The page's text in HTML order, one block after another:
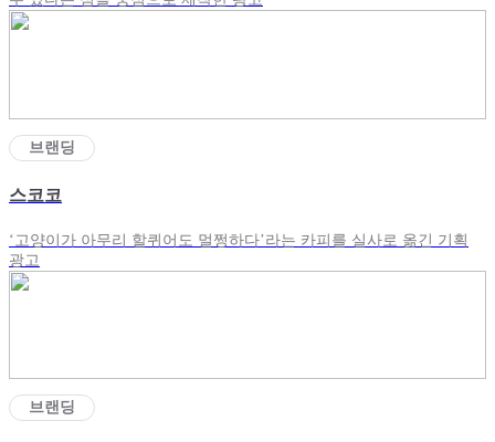
브랜딩
스코코
‘고양이가 아무리 할퀴어도 멀쩡하다’라는 카피를 실사로 옮긴 기획
광고
브랜딩